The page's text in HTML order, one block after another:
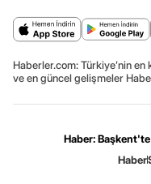
Haberler.com: Türkiye’nin
ve en güncel gelişmeler
Haber:
Haber